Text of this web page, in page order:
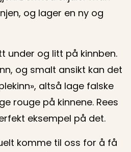
og lager en ny og
under og litt på kinnben.
og smalt ansikt kan det
altså lage falske
rouge på kinnene. Rees
eksempel på det.
komme til oss for å få